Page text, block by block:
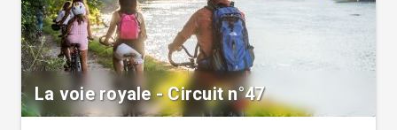
La voie royale - Circuit n°47